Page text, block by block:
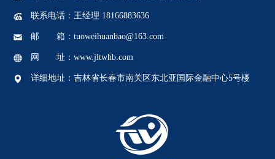
联系电话：王经理 18166883636
邮 箱：tuoweihuanbao@163.com
网 址：www.jltwhb.com
详细地址：吉林省长春市南关区东北亚国际金融中心5号楼